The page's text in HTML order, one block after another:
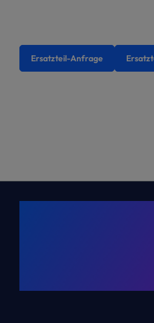
Ersatzteil-Anfrage